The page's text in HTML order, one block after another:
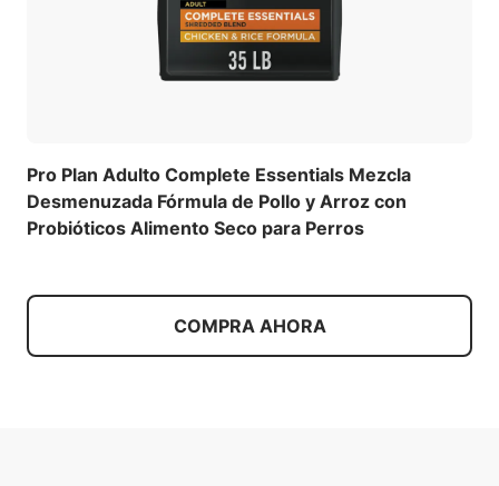
Pro Plan Adulto Complete Essentials Mezcla
Desmenuzada Fórmula de Pollo y Arroz con
Probióticos Alimento Seco para Perros
COMPRA AHORA